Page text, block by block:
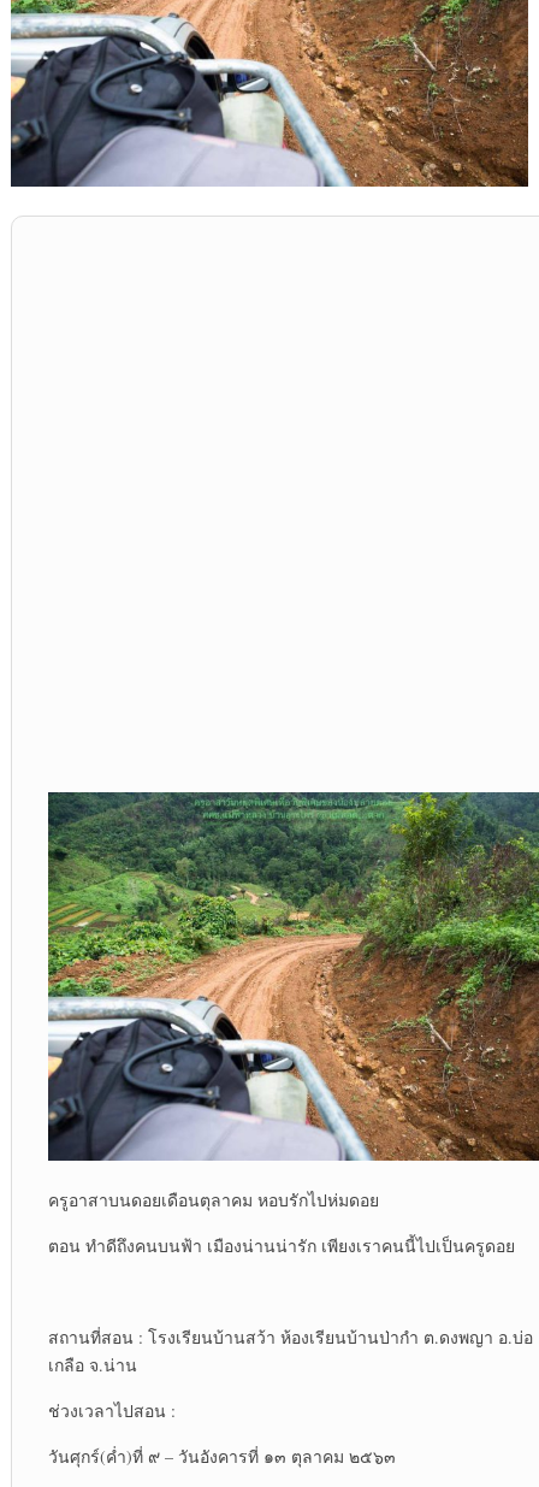
ครูอาสาบนดอยเดือนตุลาคม หอบรักไปห่มดอย
ตอน ทำดีถึงคนบนฟ้า เมืองน่านน่ารัก เพียงเราคนนี้ไปเป็นครูดอย
สถานที่สอน : โรงเรียนบ้านสว้า ห้องเรียนบ้านป่ากำ ต.ดงพญา อ.บ่อ
เกลือ จ.น่าน
ช่วงเวลาไปสอน :
วันศุกร์(ค่ำ)ที่ ๙ – วันอังคารที่ ๑๓ ตุลาคม ๒๕๖๓